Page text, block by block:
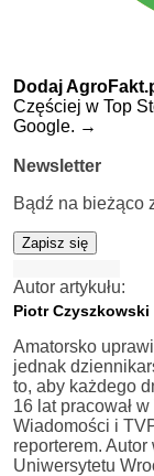
Dodaj
Częściej w Top
Google. →
Newsletter
Bądź na bieżąco
Zapisz się
Autor artykułu:
Piotr Czyszkowski
Amatorsko
jednak
to, aby każdego
16 lat pracował
Wiadomości i
reporterem.
Uniwersytetu